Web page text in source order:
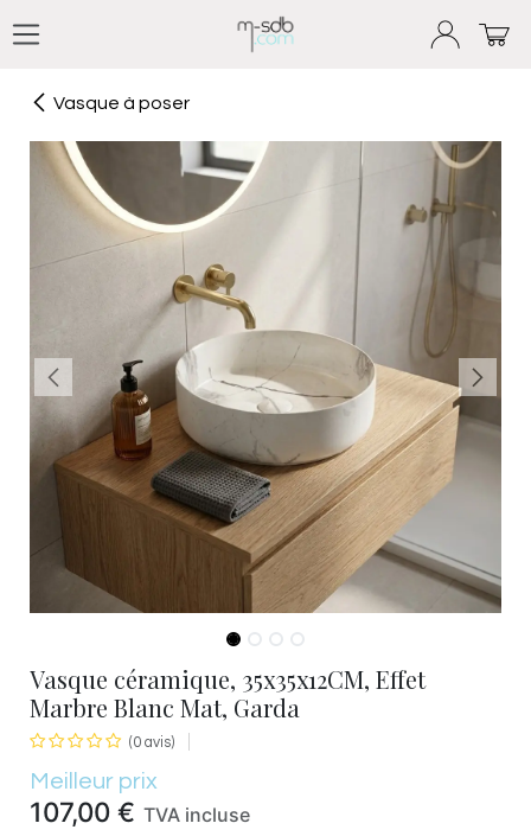
Vasque à poser
Vasque céramique, 35x35x12CM, Effet
Marbre Blanc Mat, Garda
(0 avis)
Meilleur prix
107,00 € TVA incluse